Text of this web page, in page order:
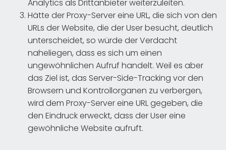
Analytics als Drittanbieter weiterzuleiten.
Hätte der Proxy-Server eine URL, die sich von den
URLs der Website, die der User besucht, deutlich
unterscheidet, so würde der Verdacht
naheliegen, dass es sich um einen
ungewöhnlichen Aufruf handelt. Weil es aber
das Ziel ist, das Server-Side-Tracking vor den
Browsern und Kontrollorganen zu verbergen,
wird dem Proxy-Server eine URL gegeben, die
den Eindruck erweckt, dass der User eine
gewöhnliche Website aufruft.